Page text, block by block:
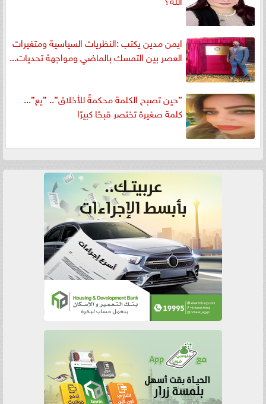
ايمن مدين يكتب :النظريات السياسية ومتغيرات
العصر بين التمسك بالماضي ومواجهة تحديات...
”حين تصبح الكلمة محكمةً للأخلاق”.. ”يع”...
كلمة صغيرة تختصر قبحًا كبيرًا